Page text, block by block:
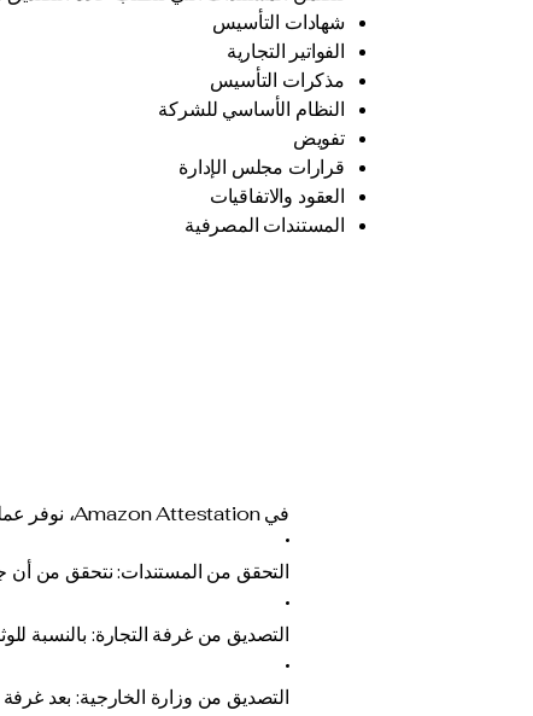
شهادات التأسيس
الفواتير التجارية
مذكرات التأسيس
النظام الأساسي للشركة
تفويض
قرارات مجلس الإدارة
العقود والاتفاقيات
المستندات المصرفية
في Amazon Attestation، نوفر عملية سلسة للتعامل مع التصديق على مستنداتك التجارية:
التحقق من المستندات: نتحقق من أن
التصديق من غرفة التجارة: بالنسبة
التصديق من وزارة الخارجية: بعد